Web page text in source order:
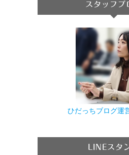
スタッフブ
ひだっちブログ運
LINEスタ